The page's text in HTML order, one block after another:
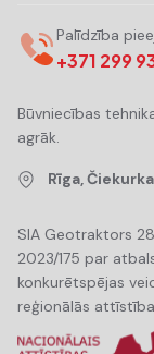
Palīdzība
+371 299
Būvniecības
agrāk.
Rīga,
SIA Geotraktors
2023/175 par
konkurētspējas
reģionālās